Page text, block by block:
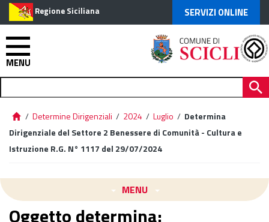
Regione Siciliana SERVIZI ONLINE
MENU
/ Determine Dirigenziali / 2024 / Luglio / Determina
Dirigenziale del Settore 2 Benessere di Comunità - Cultura e
Istruzione R.G. N° 1117 del 29/07/2024
MENU
Oggetto determina: